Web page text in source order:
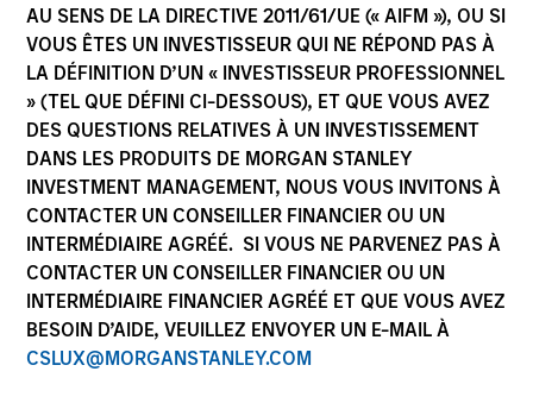
AU SENS DE LA DIRECTIVE 2011/61/UE (« AIFM »), OU SI
VOUS ÊTES UN INVESTISSEUR QUI NE RÉPOND PAS À
LA DÉFINITION D’UN « INVESTISSEUR PROFESSIONNEL
» (TEL QUE DÉFINI CI-DESSOUS), ET QUE VOUS AVEZ
DES QUESTIONS RELATIVES À UN INVESTISSEMENT
DANS LES PRODUITS DE MORGAN STANLEY
INVESTMENT MANAGEMENT, NOUS VOUS INVITONS À
CONTACTER UN CONSEILLER FINANCIER OU UN
INTERMÉDIAIRE AGRÉÉ. SI VOUS NE PARVENEZ PAS À
CONTACTER UN CONSEILLER FINANCIER OU UN
INTERMÉDIAIRE FINANCIER AGRÉÉ ET QUE VOUS AVEZ
BESOIN D’AIDE, VEUILLEZ ENVOYER UN E-MAIL À
CSLUX@MORGANSTANLEY.COM